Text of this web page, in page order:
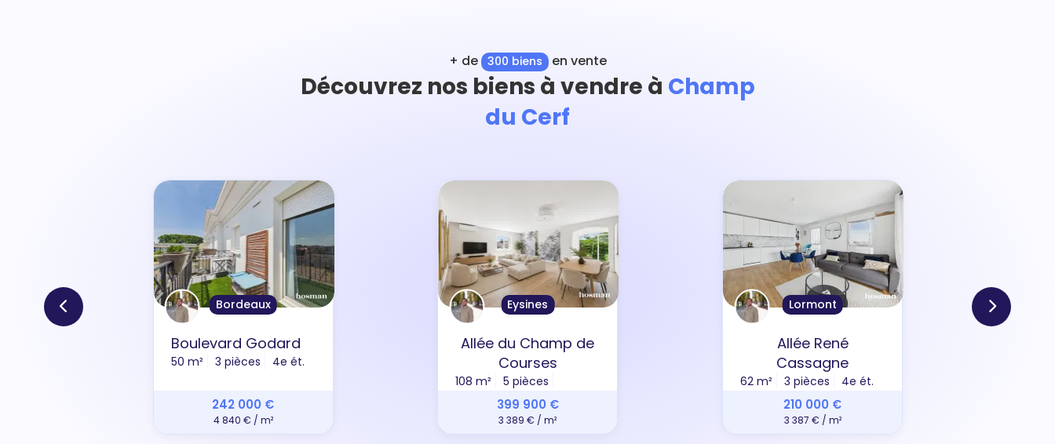
+ de 300 biens en vente
Découvrez nos biens à vendre à Champ
du Cerf
Bordeaux
Boulevard Godard
50 m² 3 pièces 4e ét.
242 000 €
4 840 € / m²
Eysines
Allée du Champ de
Courses
108 m² 5 pièces
399 900 €
3 389 € / m²
Lormont
Allée René
Cassagne
62 m² 3 pièces 4e ét.
210 000 €
3 387 € / m²